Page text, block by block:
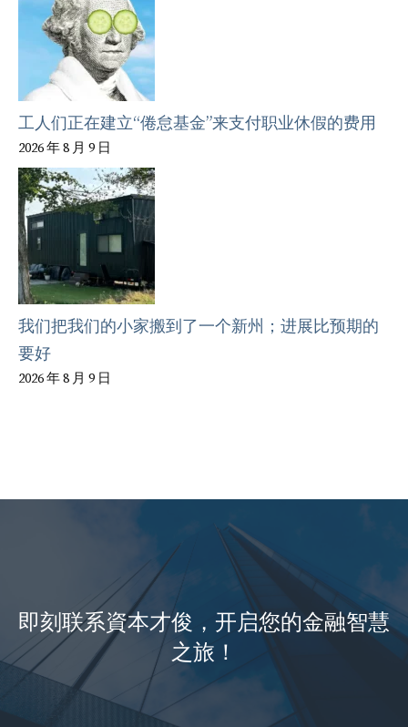
工人们正在建立“倦怠基金”来支付职业休假的费用
2026 年 8 月 9 日
我们把我们的小家搬到了一个新州；进展比预期的
要好
2026 年 8 月 9 日
即刻联系資本才俊，开启您的金融智慧
之旅！